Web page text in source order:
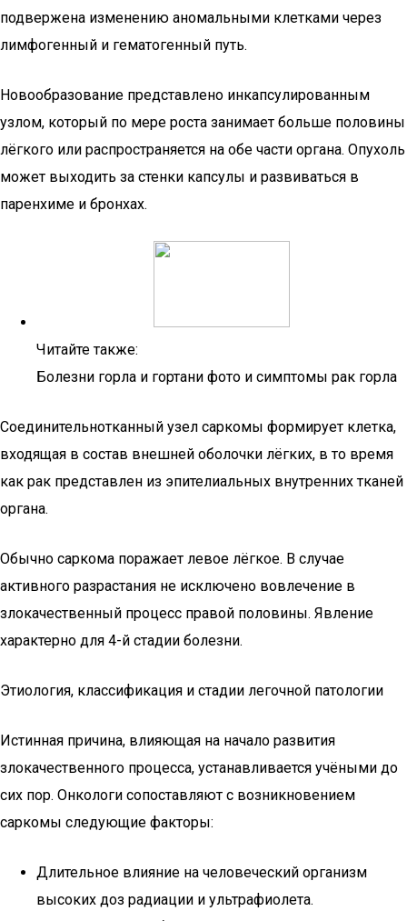
подвержена изменению аномальными клетками через
лимфогенный и гематогенный путь.
Новообразование представлено инкапсулированным
узлом, который по мере роста занимает больше половины
лёгкого или распространяется на обе части органа. Опухоль
может выходить за стенки капсулы и развиваться в
паренхиме и бронхах.
Читайте также:
Болезни горла и гортани фото и симптомы рак горла
Соединительнотканный узел саркомы формирует клетка,
входящая в состав внешней оболочки лёгких, в то время
как рак представлен из эпителиальных внутренних тканей
органа.
Обычно саркома поражает левое лёгкое. В случае
активного разрастания не исключено вовлечение в
злокачественный процесс правой половины. Явление
характерно для 4-й стадии болезни.
Этиология, классификация и стадии легочной патологии
Истинная причина, влияющая на начало развития
злокачественного процесса, устанавливается учёными до
сих пор. Онкологи сопоставляют с возникновением
саркомы следующие факторы:
Длительное влияние на человеческий организм
высоких доз радиации и ультрафиолета.